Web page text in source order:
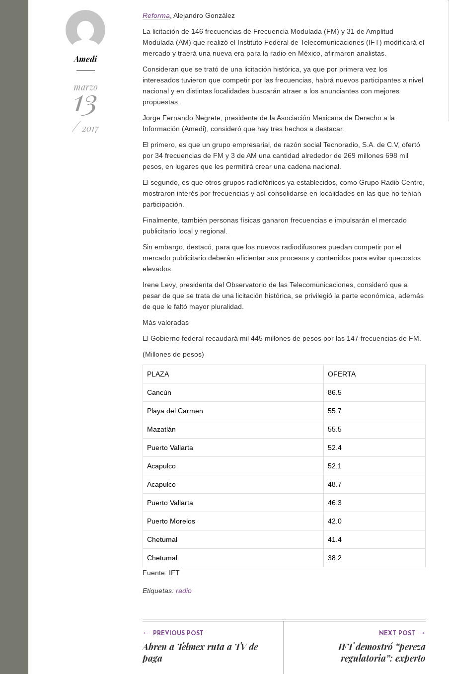
Amedi
marzo
13
/ 2017
Reforma , Alejandro González
La licitación de 146 frecuencias de Frecuencia Modulada (FM) y 31 de Amplitud
Modulada (AM) que realizó el Instituto Federal de Telecomunicaciones (IFT) modificará el
mercado y traerá una nueva era para la radio en México, afirmaron analistas.
Consideran que se trató de una licitación histórica, ya que por primera vez los
interesados tuvieron que competir por las frecuencias, habrá nuevos participantes a nivel
nacional y en distintas localidades buscarán atraer a los anunciantes con mejores
propuestas.
Jorge Fernando Negrete, presidente de la Asociación Mexicana de Derecho a la
Información (Amedi), consideró que hay tres hechos a destacar.
El primero, es que un grupo empresarial, de razón social Tecnoradio, S.A. de C.V, ofertó
por 34 frecuencias de FM y 3 de AM una cantidad alrededor de 269 millones 698 mil
pesos, en lugares que les permitirá crear una cadena nacional.
El segundo, es que otros grupos radiofónicos ya establecidos, como Grupo Radio Centro,
mostraron interés por frecuencias y así consolidarse en localidades en las que no tenían
participación.
Finalmente, también personas físicas ganaron frecuencias e impulsarán el mercado
publicitario local y regional.
Sin embargo, destacó, para que los nuevos radiodifusores puedan competir por el
mercado publicitario deberán eficientar sus procesos y contenidos para evitar quecostos
elevados.
Irene Levy, presidenta del Observatorio de las Telecomunicaciones, consideró que a
pesar de que se trata de una licitación histórica, se privilegió la parte económica, además
de que le faltó mayor pluralidad.
Más valoradas
El Gobierno federal recaudará mil 445 millones de pesos por las 147 frecuencias de FM.
(Millones de pesos)
PLAZA OFERTA
Cancún 86.5
Playa del Carmen 55.7
Mazatlán 55.5
Puerto Vallarta 52.4
Acapulco 52.1
Acapulco 48.7
Puerto Vallarta 46.3
Puerto Morelos 42.0
Chetumal 41.4
Chetumal
38.2
Fuente: IFT
Etiquetas: radio
← PREVIOUS POST
Abren a Telmex ruta a TV de
paga
NEXT POST →
IFT demostró “pereza
regulatoria”: experto